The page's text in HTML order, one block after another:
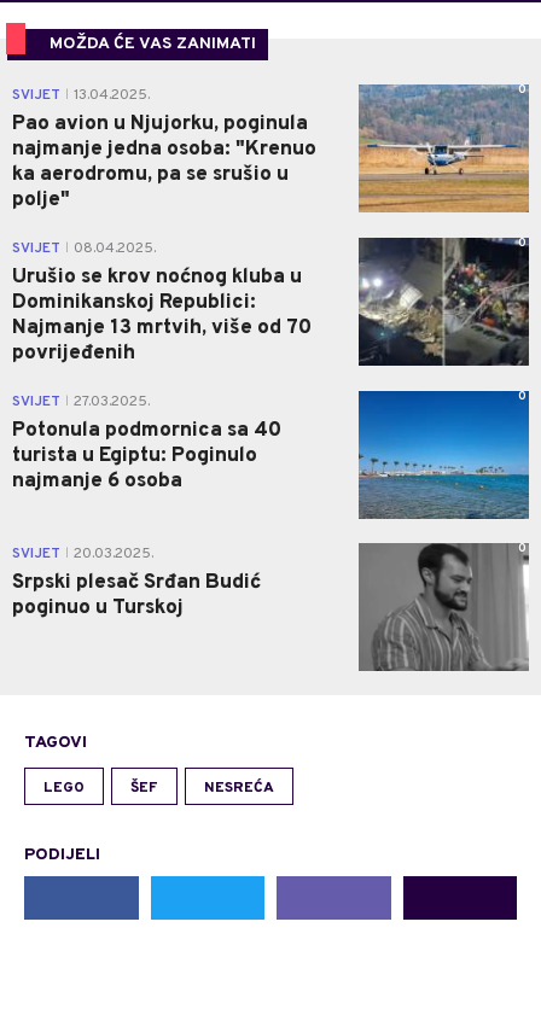
MOŽDA ĆE VAS ZANIMATI
SVIJET 13.04.2025.
Pao avion u Njujorku, poginula
najmanje jedna osoba: "Krenuo
ka aerodromu, pa se srušio u
polje"
0
SVIJET 08.04.2025.
Urušio se krov noćnog kluba u
Dominikanskoj Republici:
Najmanje 13 mrtvih, više od 70
povrijeđenih
0
SVIJET 27.03.2025.
Potonula podmornica sa 40
turista u Egiptu: Poginulo
najmanje 6 osoba
0
SVIJET 20.03.2025.
Srpski plesač Srđan Budić
poginuo u Turskoj
0
TAGOVI
LEGO ŠEF NESREĆA
PODIJELI